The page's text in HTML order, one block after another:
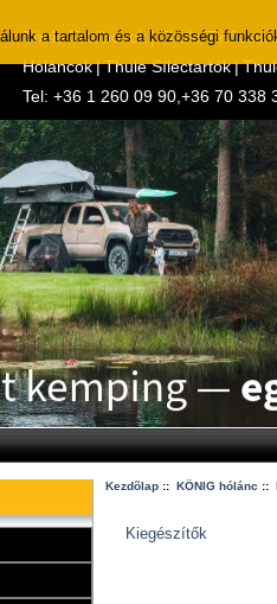
Thule Tetőboxok |Thule
Hóláncok|Thule Síléctartók|
Tel: +36 1 260 09 90, +36 70 338
Kezdõlap:: KÖNIG hólánc ::
Kiegészítők
a tartalom és a közösségi